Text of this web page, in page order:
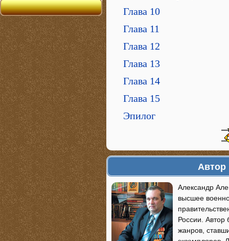
Глава 10
Глава 11
Глава 12
Глава 13
Глава 14
Глава 15
Эпилог
Автор
Александр
высшее
России. Автор
жанров,